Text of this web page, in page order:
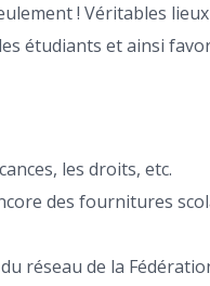
! Véritables lieux
étudiants et ainsi
les droits, etc.
des fournitures
réseau de la